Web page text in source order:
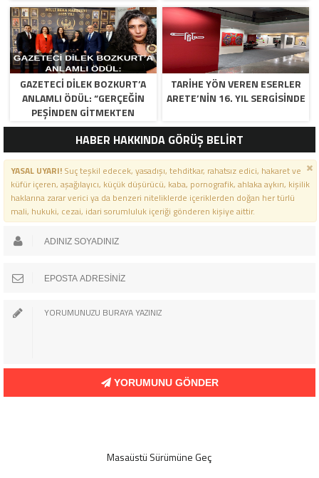
GAZETECI DILEK BOZKURT’A
ANLAMLI ÖDÜL: “GERÇEĞIN
PEŞINDEN GITMEKTEN
VAZGEÇMEDIM”
TARIHE YÖN VEREN ESERLER
ARETE’NIN 16. YIL SERGISINDE
HABER HAKKINDA GÖRÜŞ BELİRT
YASAL UYARI!Suç teşkil edecek, yasadışı, tehditkar, rahatsız edici, hakaret ve
küfür içeren, aşağılayıcı, küçük düşürücü, kaba, pornografik, ahlaka aykırı, kişilik
haklarına zarar verici ya da benzeri niteliklerde içeriklerden doğan her türlü
mali, hukuki, cezai, idari sorumluluk içeriği gönderen kişiye aittir.
YORUMUNU GÖNDER
Masaüstü Sürümüne Geç